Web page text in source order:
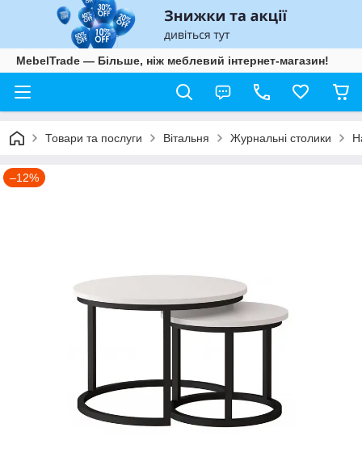
MebelTrade — Більше, ніж меблевий інтернет-магазин!
Товари та послуги Вітальня Журнальні столики
–12%